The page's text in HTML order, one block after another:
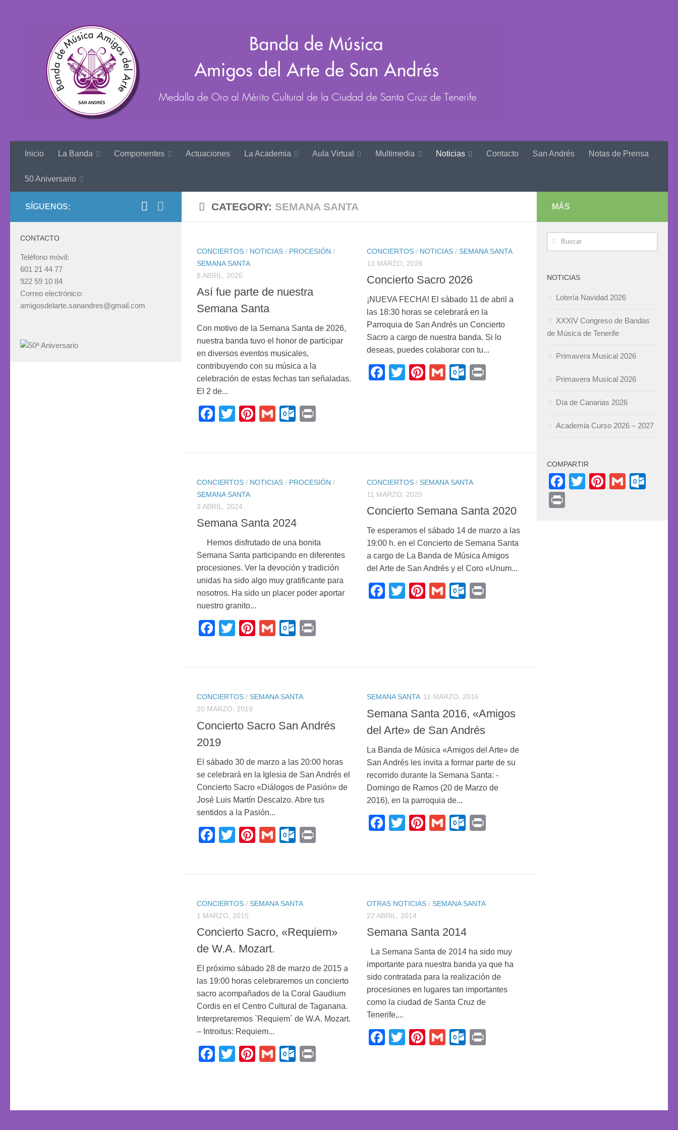
Inicio La Banda Componentes Actuaciones La Academia Aula Virtual Multimedia Noticias Contacto San Andrés Notas de Prensa
50 Aniversario
CATEGORY: SEMANA SANTA
CONCIERTOS / NOTICIAS / PROCESIÓN /
SEMANA SANTA
8 ABRIL, 2026
Así fue parte de nuestra
Semana Santa
Con motivo de la Semana Santa de 2026,
nuestra banda tuvo el honor de participar
en diversos eventos musicales,
contribuyendo con su música a la
celebración de estas fechas tan señaladas.
El 2 de...
Facebook
TwitterPinterest
GmailOutlook.com
CONCIERTOS / NOTICIAS / SEMANA SANTA
13 MARZO, 2026
Concierto Sacro 2026
¡NUEVA FECHA! El sábado 11 de abril a
las 18:30 horas se celebrará en la
Parroquia de San Andrés un Concierto
Sacro a cargo de nuestra banda. Si lo
deseas, puedes colaborar con tu...
Facebook
TwitterPinterest
GmailOutlook.com
CONCIERTOS / NOTICIAS / PROCESIÓN /
SEMANA SANTA
3 ABRIL, 2024
Semana Santa 2024
Hemos disfrutado de una bonita
Semana Santa participando en diferentes
procesiones. Ver la devoción y tradición
unidas ha sido algo muy gratificante para
nosotros. Ha sido un placer poder aportar
nuestro granito...
Facebook
TwitterPinterest
GmailOutlook.com
CONCIERTOS / SEMANA SANTA
11 MARZO, 2020
Concierto Semana Santa 2020
Te esperamos el sábado 14 de marzo a las
19:00 h. en el Concierto de Semana Santa
a cargo de La Banda de Música Amigos
del Arte de San Andrés y el Coro «Unum...
Facebook
TwitterPinterest
GmailOutlook.com
CONCIERTOS / SEMANA SANTA
20 MARZO, 2019
Concierto Sacro San Andrés
2019
El sábado 30 de marzo a las 20:00 horas
se celebrará en la Iglesia de San Andrés el
Concierto Sacro «Diálogos de Pasión» de
José Luis Martín Descalzo. Abre tus
sentidos a la Pasión...
Facebook
Twitter
Pinterest
GmailOutlook.com
SEMANA SANTA 11 MARZO, 2016
Semana Santa 2016, «Amigos
del Arte» de San Andrés
La Banda de Música «Amigos del Arte» de
San Andrés les invita a formar parte de su
recorrido durante la Semana Santa: -
Domingo de Ramos (20 de Marzo de
2016), en la parroquia de...
Facebook
Twitter
Pinterest
GmailOutlook.com
CONCIERTOS / SEMANA SANTA
1 MARZO, 2015
Concierto Sacro, «Requiem»
de W.A. Mozart.
El próximo sábado 28 de marzo de 2015 a
las 19:00 horas celebraremos un concierto
sacro acompañados de la Coral Gaudium
Cordis en el Centro Cultural de Taganana.
Interpretaremos `Requiem´ de W.A. Mozart.
– Introitus: Requiem...
Facebook
TwitterPinterest
GmailOutlook.com
OTRAS NOTICIAS / SEMANA SANTA
22 ABRIL, 2014
Semana Santa 2014
La Semana Santa de 2014 ha sido muy
importante para nuestra banda ya que ha
sido contratada para la realización de
procesiones en lugares tan importantes
como la ciudad de Santa Cruz de
Tenerife,...
Facebook
TwitterPinterest
GmailOutlook.com
SÍGUENOS:
CONTACTO
Teléfono móvil:
601 21 44 77
922 59 10 84
Correo electrónico:
amigosdelarte.sanandres@gmail.com
MÁS
NOTICIAS
Lotería Navidad 2026
XXXIV Congreso de Bandas
de Música de Tenerife
Primavera Musical 2026
Primavera Musical 2026
Día de Canarias 2026
Academia Curso 2026 – 2027
COMPARTIR
Facebook
TwitterPinterest
Gmail